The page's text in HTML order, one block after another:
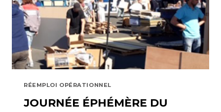
RÉEMPLOI OPÉRATIONNEL
JOURNÉE ÉPHÉMÈRE DU